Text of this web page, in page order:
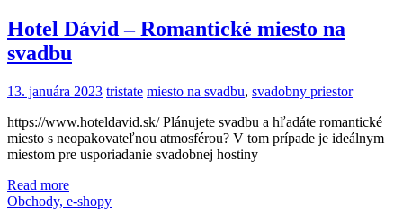
Hotel Dávid – Romantické miesto na
svadbu
13. januára 2023 tristate miesto na svadbu, svadobny priestor
https://www.hoteldavid.sk/ Plánujete svadbu a hľadáte romantické
miesto s neopakovateľnou atmosférou? V tom prípade je ideálnym
miestom pre usporiadanie svadobnej hostiny
Read more
Obchody, e-shopy